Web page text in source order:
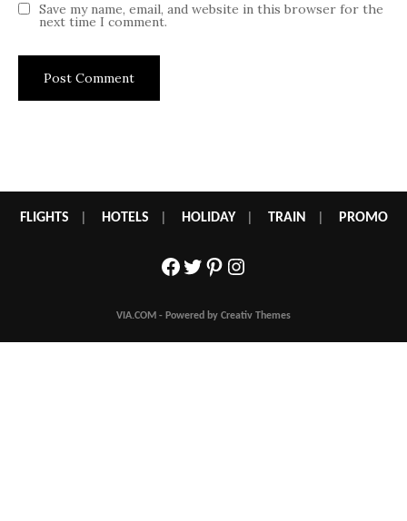
Save my name, email, and website in this browser for the
next time I comment.
FLIGHTS HOTELS HOLIDAY| TRAIN PROMO
Facebook
Twitter
Pinterest
Instagram
VIA.COM - Powered by Creativ Themes